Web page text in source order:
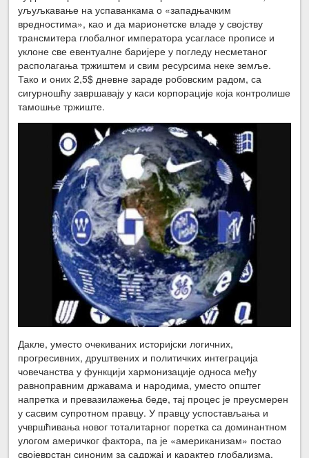
уљуљкавање на успаванкама о «западњачким
вредностима», као и да марионетске владе у својству
трансмитера глобалног императора усагласе прописе и
уклоне све евентуалне баријере у погледу несметаног
располагања тржиштем и свим ресурсима неке земље.
Тако и оних 2,5$ дневне зараде робовским радом, са
сигурношћу завршавају у каси корпорације која контролише
тамошње тржиште.
Дакле, уместо очекиваних историјски логичних,
прогресивних, друштвених и политичких интеграција
човечанства у функцији хармонизације односа међу
равноправним државама и народима, уместо општег
напретка и превазилажења беде, тај процес је преусмерен
у сасвим супротном правцу. У правцу успостављања и
учвршћивања новог тоталитарног поретка са доминантном
улогом америчког фактора, па је «американизам» постао
својеврстан синоним за садржај и карактер глобализма.